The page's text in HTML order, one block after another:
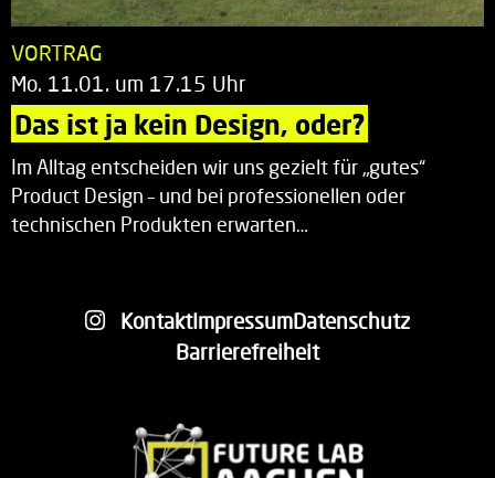
VORTRAG
Mo. 11.01. um 17.15 Uhr
Das ist ja kein Design, oder?
Im Alltag entscheiden wir uns gezielt für „gutes“
Product Design – und bei professionellen oder
technischen Produkten erwarten…
KontaktImpressumDatenschutz
Barrierefreiheit